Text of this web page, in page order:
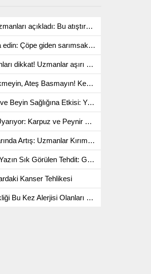
Beslenme uzmanları açıkladı: Bu atıştırmalıklarla hem tok kalın hem de kilo verin!
İlaçlara veda edin: Çöpe giden sarımsak kabukları bakın neye iyi geliyormuş!
Kahve tutkunları dikkat! Uzmanlar aşırı kafein alımı konusunda uyarıyor
Kolonya Dökmeyin, Ateş Basmayın! Kene Çıkarırken Yapılan Yanlışlar Ölümle Sonuçlanabilir
Çileğin Kalp ve Beyin Sağlığına Etkisi: Yeni Araştırmalar Ne Diyor?
Diyetisyen Uyarıyor: Karpuz ve Peynir Birlikte Tüketildiğinde Kan Şekeri Dengeleniyor
Kene Vakalarında Artış: Uzmanlar Kırım Kongo ve Lyme Hastalığına Karşı Uyardı
Çocuklarda Yazın Sık Görülen Tehdit: Gastroenterit
Kanser Tehlikesi
İklim Değişikliği Bu Kez Alerjisi Olanları Vurdu! Uzmanı Uyardı: Tehlike Haziran’a Kadar Sürecek